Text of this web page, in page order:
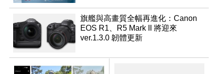
旗艦與高畫質全幅再進化：Canon
EOS R1、R5 Mark II 將迎來
ver.1.3.0 韌體更新